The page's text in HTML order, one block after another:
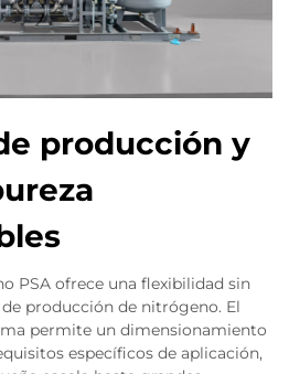
producción y
PSA ofrece una flexibilidad sin
producción de nitrógeno. El
permite un dimensionamiento
específicos de aplicación,